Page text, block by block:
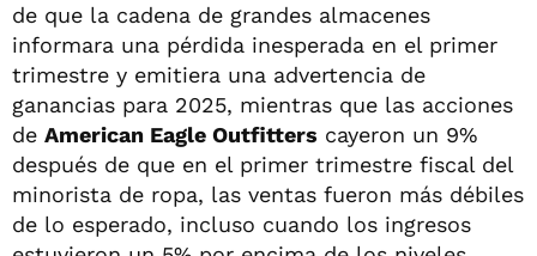
de que la cadena de grandes almacenes
informara una pérdida inesperada en el primer
trimestre y emitiera una advertencia de
ganancias para 2025, mientras que las acciones
de American Eagle Outfitters cayeron un 9%
después de que en el primer trimestre fiscal del
minorista de ropa, las ventas fueron más débiles
de lo esperado, incluso cuando los ingresos